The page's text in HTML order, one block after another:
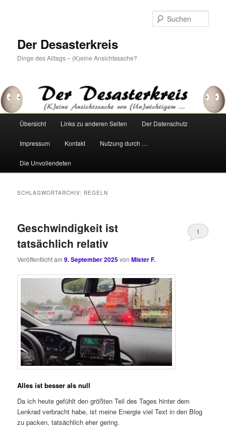
Der Desasterkreis
Dinge des Alltags – (K)eine Ansichtssache?
HauptmenüÜbersicht Links zu anderen Seiten Der Datenschutz
Impressum Kontakt Nutzung durch …
Die Unvollendeten
SCHLAGWORTARCHIV: REGELN
Geschwindigkeit ist
tatsächlich relativ
Veröffentlicht am9. September 2025vonMister F.
1
Alles ist besser als null
Da ich heute gefühlt den größten Teil des Tages hinter dem
Lenkrad verbracht habe, ist meine Energie viel Text in den Blog
zu packen, tatsächlich eher gering.